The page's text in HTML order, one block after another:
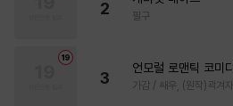
2 필구
3
언모럴 로맨틱 코미디
가감 / 쌔우, (원작)곽겨자